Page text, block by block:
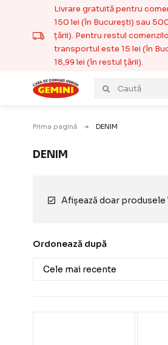
Livrare gratuită pentru
150 lei (în București) sau
țării). Pentru restul
transportul este 15 lei (în
18,99 lei (în restul țării).
Prima pagină DENIM
DENIM
Afișează doar
Ordonează după